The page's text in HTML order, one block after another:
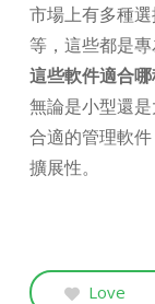
市場上有多種
等，這些都是專
這些軟件適合
無論是小型還
合適的管理軟
擴展性。
Love